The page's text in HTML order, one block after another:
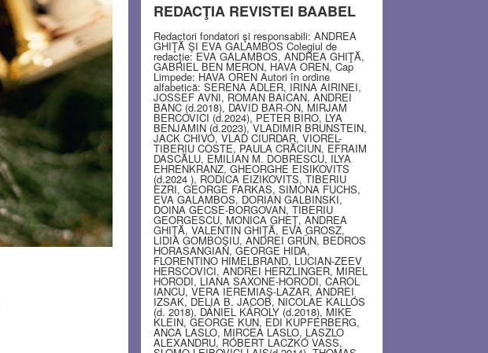
REDACŢIA REVISTEI BAABEL
Redactori fondatori şi responsabili: ANDREA
GHIŢĂ ŞI EVA GALAMBOS Colegiul de
redacţie: EVA GALAMBOS, ANDREA GHIŢĂ,
GABRIEL BEN MERON, HAVA OREN, Cap
Limpede: HAVA OREN Autori în ordine
alfabetică: SERENA ADLER, IRINA AIRINEI,
JOSSEF AVNI, ROMAN BAICAN, ANDREI
BANC (d.2018), DAVID BAR-ON, MIRJAM
BERCOVICI (d.2024), PETER BIRO, LYA
BENJAMIN (d.2023), VLADIMIR BRUNSTEIN,
JACK CHIVO, VLAD CIURDAR, VIOREL-
TIBERIU COSTE, PAULA CRĂCIUN, EFRAIM
DASCĂLU, EMILIAN M. DOBRESCU, ILYA
EHRENKRANZ, GHEORGHE EISIKOVITS
(d.2024 ), RODICA EIZIKOVITS, TIBERIU
EZRI, GEORGE FARKAS, SIMONA FUCHS,
EVA GALAMBOS, DORIAN GALBINSKI,
DOINA GECSE-BORGOVAN, TIBERIU
GEORGESCU, MONICA GHEŢ, ANDREA
GHIŢĂ, VALENTIN GHIŢĂ, EVA GROSZ,
LIDIA GOMBOŞIU, ANDREI GRÜN, BEDROS
HORASANGIAN, GEORGE HIDA,
FLORENTINO HIMELBRAND, LUCIAN-ZEEV
HERSCOVICI, ANDREI HERZLINGER, MIREL
HORODI, LIANA SAXONE-HORODI, CAROL
IANCU, VERA IEREMIAŞ-LAZAR, ANDREI
IZSAK, DELIA B. JACOB, NICOLAE KALLÓS
(d. 2018), DÁNIEL KÁROLY (d.2018), MIKE
KLEIN, GEORGE KUN, EDI KUPFERBERG,
ANCA LASLO, MIRCEA LASLO, LASZLO
ALEXANDRU, RÓBERT LACZKÓ VASS,